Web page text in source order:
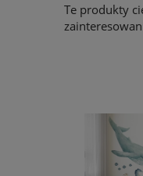
Te produkty